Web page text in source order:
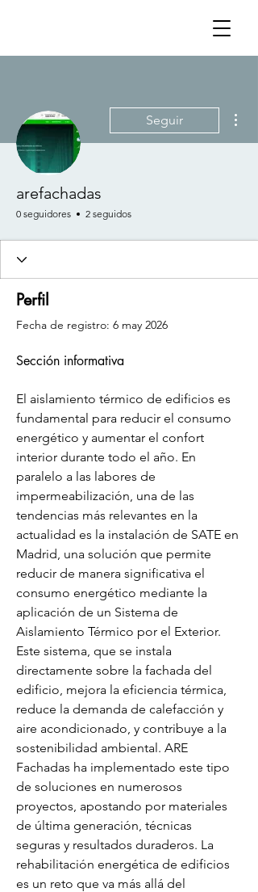
Seguir
arefachadas
0 seguidores 2 seguidos
Perfil
Fecha de registro: 6 may 2026
Sección informativa
El aislamiento térmico de edificios es
fundamental para reducir el consumo
energético y aumentar el confort
interior durante todo el año. En
paralelo a las labores de
impermeabilización, una de las
tendencias más relevantes en la
actualidad es la instalación de SATE en
Madrid, una solución que permite
reducir de manera significativa el
consumo energético mediante la
aplicación de un Sistema de
Aislamiento Térmico por el Exterior.
Este sistema, que se instala
directamente sobre la fachada del
edificio, mejora la eficiencia térmica,
reduce la demanda de calefacción y
aire acondicionado, y contribuye a la
sostenibilidad ambiental. ARE
Fachadas ha implementado este tipo
de soluciones en numerosos
proyectos, apostando por materiales
de última generación, técnicas
seguras y resultados duraderos. La
rehabilitación energética de edificios
es un reto que va más allá del